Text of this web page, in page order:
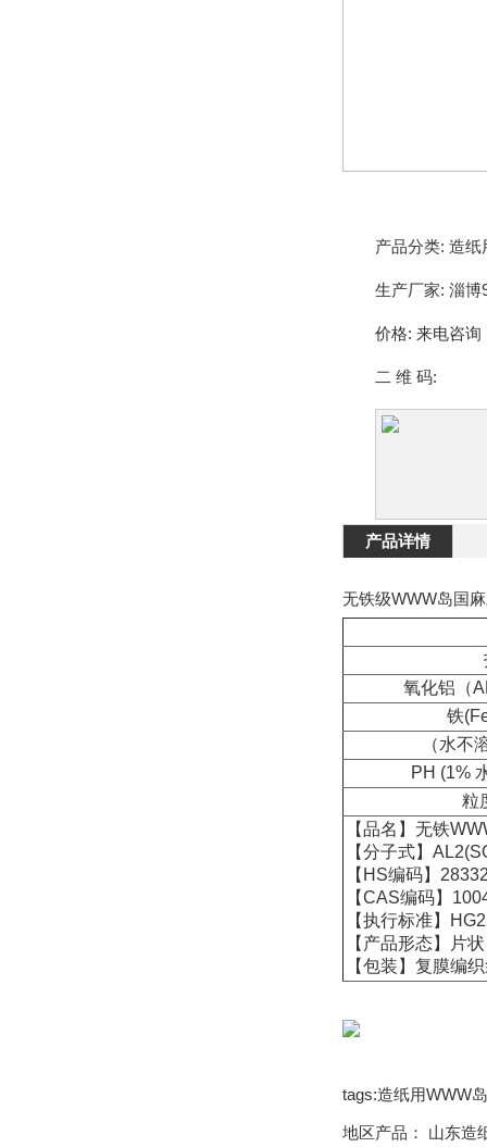
产品分类: 造纸
生产厂家: 淄博
价格: 来电咨询
二 维 码:
产品详情
无铁级WWW岛国
氧化铝（
铁
（水不
PH (1%
粒
【品名】无铁
【分子式】
【HS编码】
【CAS编码】
【执行标准】
【产品形态】片
【包装】复膜编
tags:造纸用WWW
地区产品： 山东造